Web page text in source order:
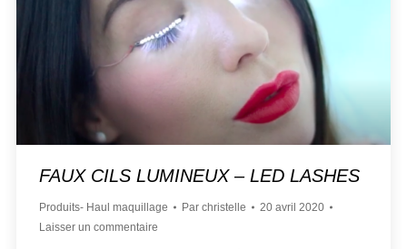
FAUX CILS LUMINEUX – LED LASHES
Produits- Haul maquillage Par christelle
20 avril 2020
Laisser un commentaire